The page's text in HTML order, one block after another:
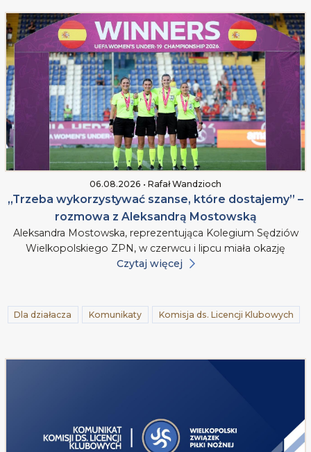
06.08.2026 • Rafał Wandzioch
„Trzeba wykorzystywać szanse, które dostajemy” –
rozmowa z Aleksandrą Mostowską
Aleksandra Mostowska, reprezentująca Kolegium Sędziów
Wielkopolskiego ZPN, w czerwcu i lipcu miała okazję
Czytaj więcej
Dla działacza Komunikaty Komisja ds. Licencji Klubowych